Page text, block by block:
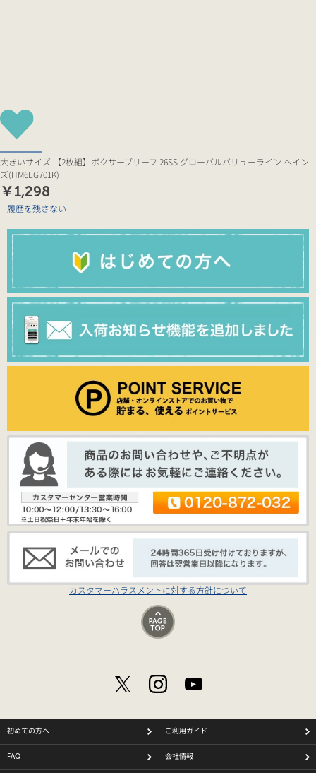
大きいサイズ 【2枚組】ボクサーブリーフ 26SS グローバルバリューライン ヘイン
ズ(HM6EG701K)
￥1,298
履歴を残さない
カスタマーハラスメントに対する方針について
初めての方へ ご利用ガイド
FAQ 会社情報